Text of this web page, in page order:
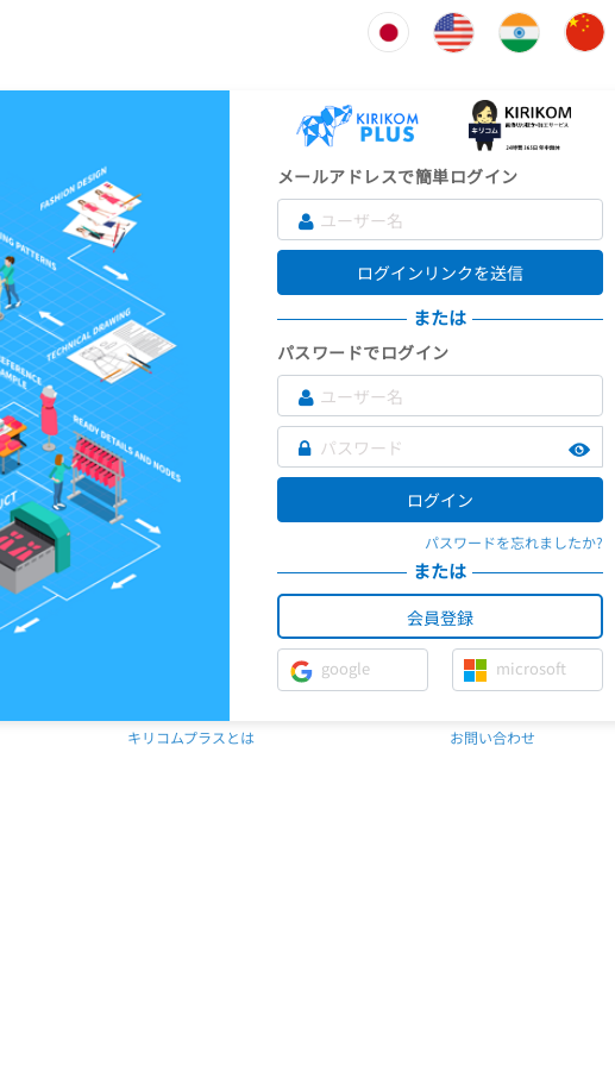
メールアドレスで簡単ログイン
ログインリンクを送信
または
パスワードでログイン
ログイン
パスワードを忘れましたか?
または
会員登録
google microsoft
キリコムプラスとは お問い合わせ